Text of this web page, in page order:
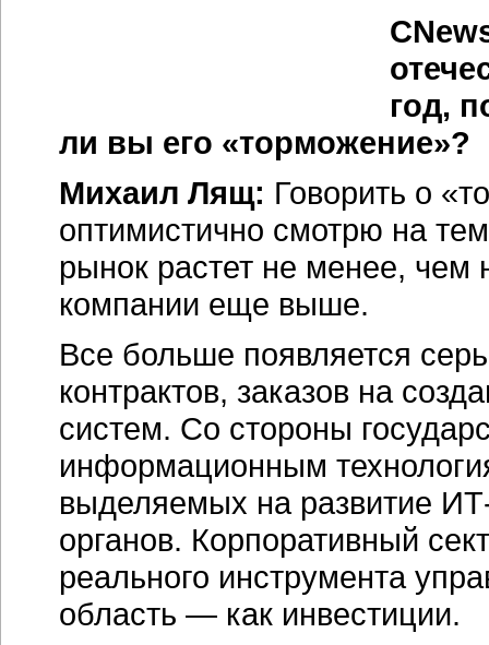
год,
ли вы его «торможение»?
Михаил Лящ: Говорить о
оптимистично смотрю на
рынок растет не менее, чем
компании еще выше.
Все больше появляется
контрактов, заказов на
систем. Со стороны
информационным
выделяемых на развитие
органов. Корпоративный
реального инструмента
область — как инвестиции.